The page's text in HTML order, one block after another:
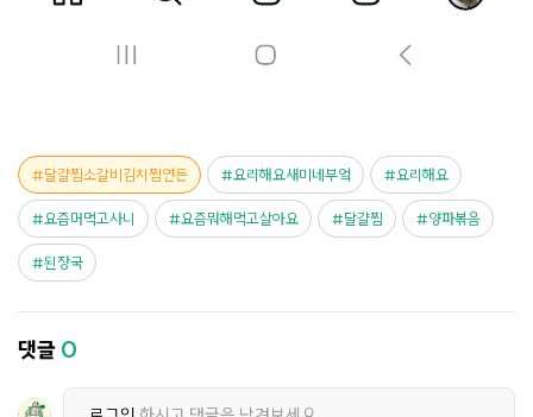
달걀찜소갈비김치찜연든 요리해요새미네부엌 요리해요
요즘머먹고사니 요즘뭐해먹고살아요 달걀찜 양파볶음
된장국
댓글 0